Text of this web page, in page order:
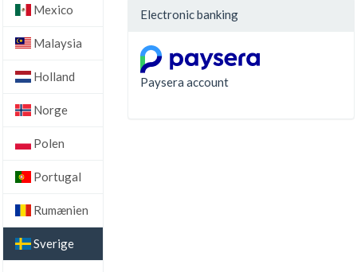
Mexico
Malaysia
Holland
Norge
Polen
Portugal
Rumænien
Sverige
Electronic banking
Paysera account